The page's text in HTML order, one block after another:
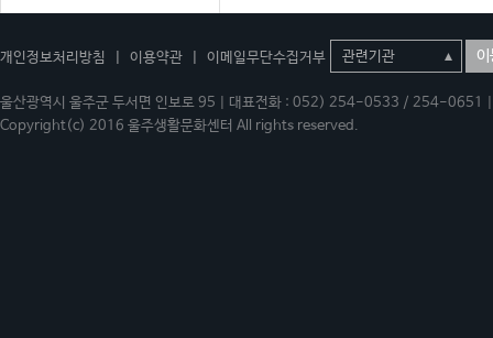
개인정보처리방침 이용약관 이메일무단수집거부 이
울산광역시 울주군 두서면 인보로 95 | 대표전화 : 052) 254-0533 / 254-
Copyright(c) 2016 울주생활문화센터 All rights reserved.